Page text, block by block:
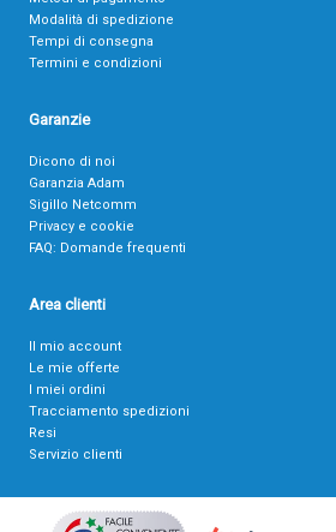
Modalità di spedizione
Tempi di consegna
Termini e condizioni
Garanzie
Dicono di noi
Garanzia Adam
Sigillo Netcomm
Privacy e cookie
FAQ: Domande frequenti
Area clienti
Il mio account
Le mie offerte
I miei ordini
Tracciamento spedizioni
Resi
Servizio clienti